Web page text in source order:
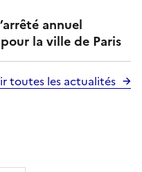
annuel
la ville de Paris
toutes les actualités